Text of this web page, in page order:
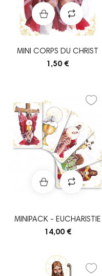
MINI CORPS DU CHRIST
1,50 €
MINIPACK - EUCHARISTIE
14,00 €